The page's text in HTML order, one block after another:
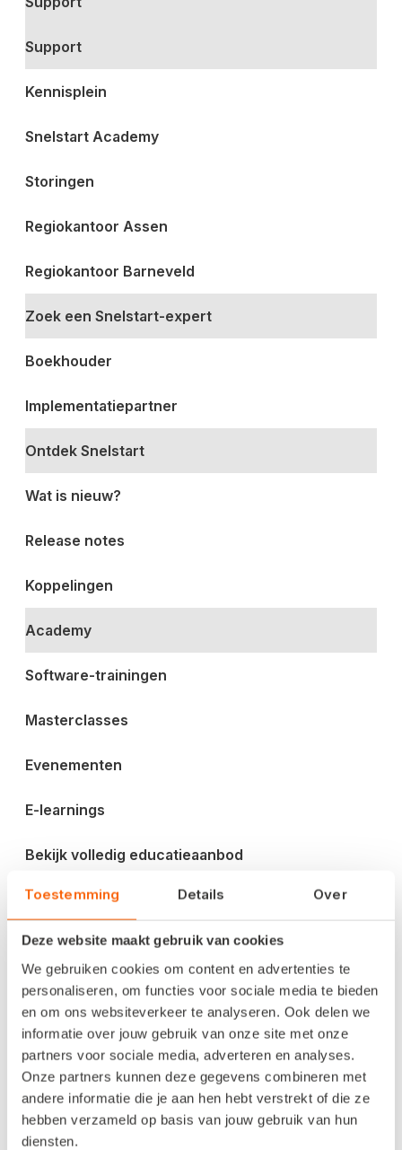
Toestemming Details Over
Deze website maakt gebruik van cookies
We gebruiken cookies om content en advertenties te
personaliseren, om functies voor sociale media te bieden
en om ons websiteverkeer te analyseren. Ook delen we
informatie over jouw gebruik van onze site met onze
partners voor sociale media, adverteren en analyses.
Onze partners kunnen deze gegevens combineren met
andere informatie die je aan hen hebt verstrekt of die ze
hebben verzameld op basis van jouw gebruik van hun
diensten.
Support
Kennisplein
Snelstart Academy
Storingen
Regiokantoor Assen
Regiokantoor Barneveld
Zoek een Snelstart-expert
Boekhouder
Implementatiepartner
Ontdek Snelstart
Wat is nieuw?
Release notes
Koppelingen
Academy
Software-trainingen
Masterclasses
Evenementen
E-learnings
Bekijk volledig educatieaanbod
Blog en inspiratie
Factureren
Btw-aangifte
Digitaliseren
Ondernemen
Veiligheid